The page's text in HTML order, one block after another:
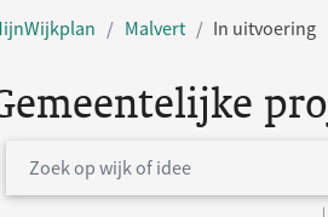
Malvert In uitvoering